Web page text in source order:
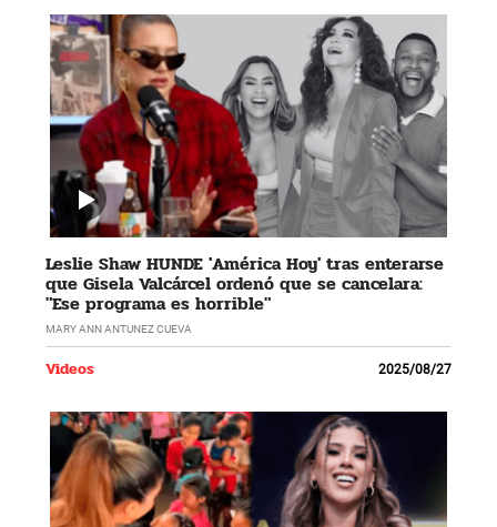
Leslie Shaw HUNDE 'América Hoy' tras enterarse
que Gisela Valcárcel ordenó que se cancelara:
"Ese programa es horrible"
MARY ANN ANTUNEZ CUEVA
Videos 2025/08/27